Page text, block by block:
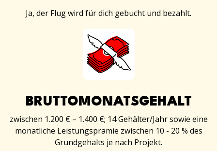
Ja, der Flug wird für dich gebucht und bezahlt.
BRUTTOMONATSGEHALT
zwischen 1.200 € – 1.400 €; 14 Gehälter/Jahr sowie eine
monatliche Leistungsprämie zwischen 10 - 20 % des
Grundgehalts je nach Projekt.